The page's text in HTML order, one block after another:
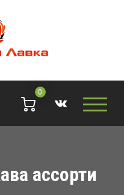
0
ассорти